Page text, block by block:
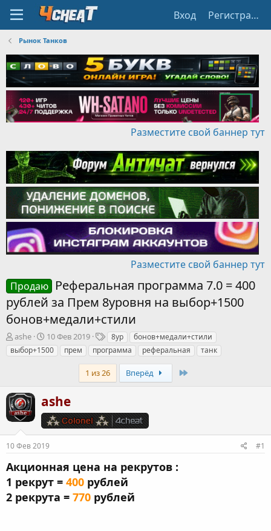
Вход Регистрация
Рынок Танков
Разместите свой баннер тут
Разместите свой баннер тут
Продаю
Реферальная программа 7.0 = 400
рублей за Прем 8уровня на выбор+1500
бонов+медали+стили
А
в
т
т
е
м
ы
ashe
Д
а
т
ч
а
л
а
10 Фев 2019
Т
е
г
и
8ур
бонов+медали+стили
выбор+1500
прем программа реферальная танк
1 из 26 Вперёд
ashe
10 Фев 2019 #1
Акционная цена на рекрутов :
1 рекрут = 400 рублей
2 рекрута = 770 рублей